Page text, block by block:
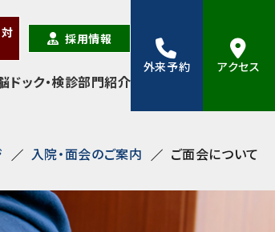
対
採用情報
ドック・検診部門紹介
外来予約 アクセス
入院・面会のご案内 ご面会について